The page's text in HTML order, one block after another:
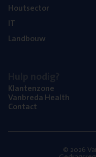
Hout­sec­tor
IT
Land­bouw
Klan­ten­zo­ne
Van­b­re­da Health
Con­tact
© 2026